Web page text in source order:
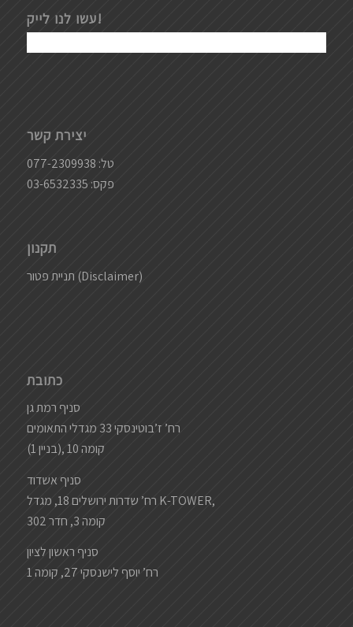
עשו לנו לייק!
יצירת קשר
טל: 077-2309938
פקס: 03-6532335
תקנון
תניית פטור (Disclaimer)
כתובת
סניף רמת גן
רח’ ז’בוטינסקי 33 מגדלי התאומים
(בניין 1), קומה 10
סניף אשדוד
רח’ שדרות ירושלים 18, מגדל K-TOWER,
קומה 3, חדר 302
סניף ראשון לציון
רח’ יוסף לישנסקי 27, קומה 1